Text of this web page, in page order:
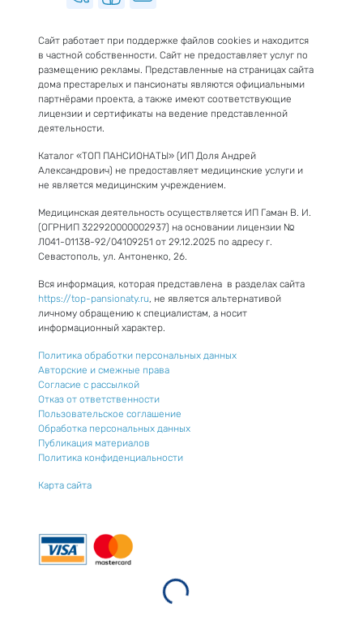
Сайт работает при поддержке файлов cookies и находится
в частной собственности. Сайт не предоставляет услуг по
размещению рекламы. Представленные на страницах сайта
дома престарелых и пансионаты являются официальными
партнёрами проекта, а также имеют соответствующие
лицензии и сертификаты на ведение представленной
деятельности.
Каталог «ТОП ПАНСИОНАТЫ» (ИП Доля Андрей
Александрович) не предоставляет медицинские услуги и
не является медицинским учреждением.
Медицинская деятельность осуществляется ИП Гаман В. И.
(ОГРНИП 322920000002937) на основании лицензии №
Л041-01138-92/04109251 от 29.12.2025 по адресу г.
Севастополь, ул. Антоненко, 26.
Вся информация, которая представлена в разделах сайта
https://top-pansionaty.ru, не является альтернативой
личному обращению к специалистам, а носит
информационный характер.
Политика обработки персональных данных
Авторские и смежные права
Согласие с рассылкой
Отказ от ответственности
Пользовательское соглашение
Обработка персональных данных
Публикация материалов
Политика конфиденциальности
Карта сайта